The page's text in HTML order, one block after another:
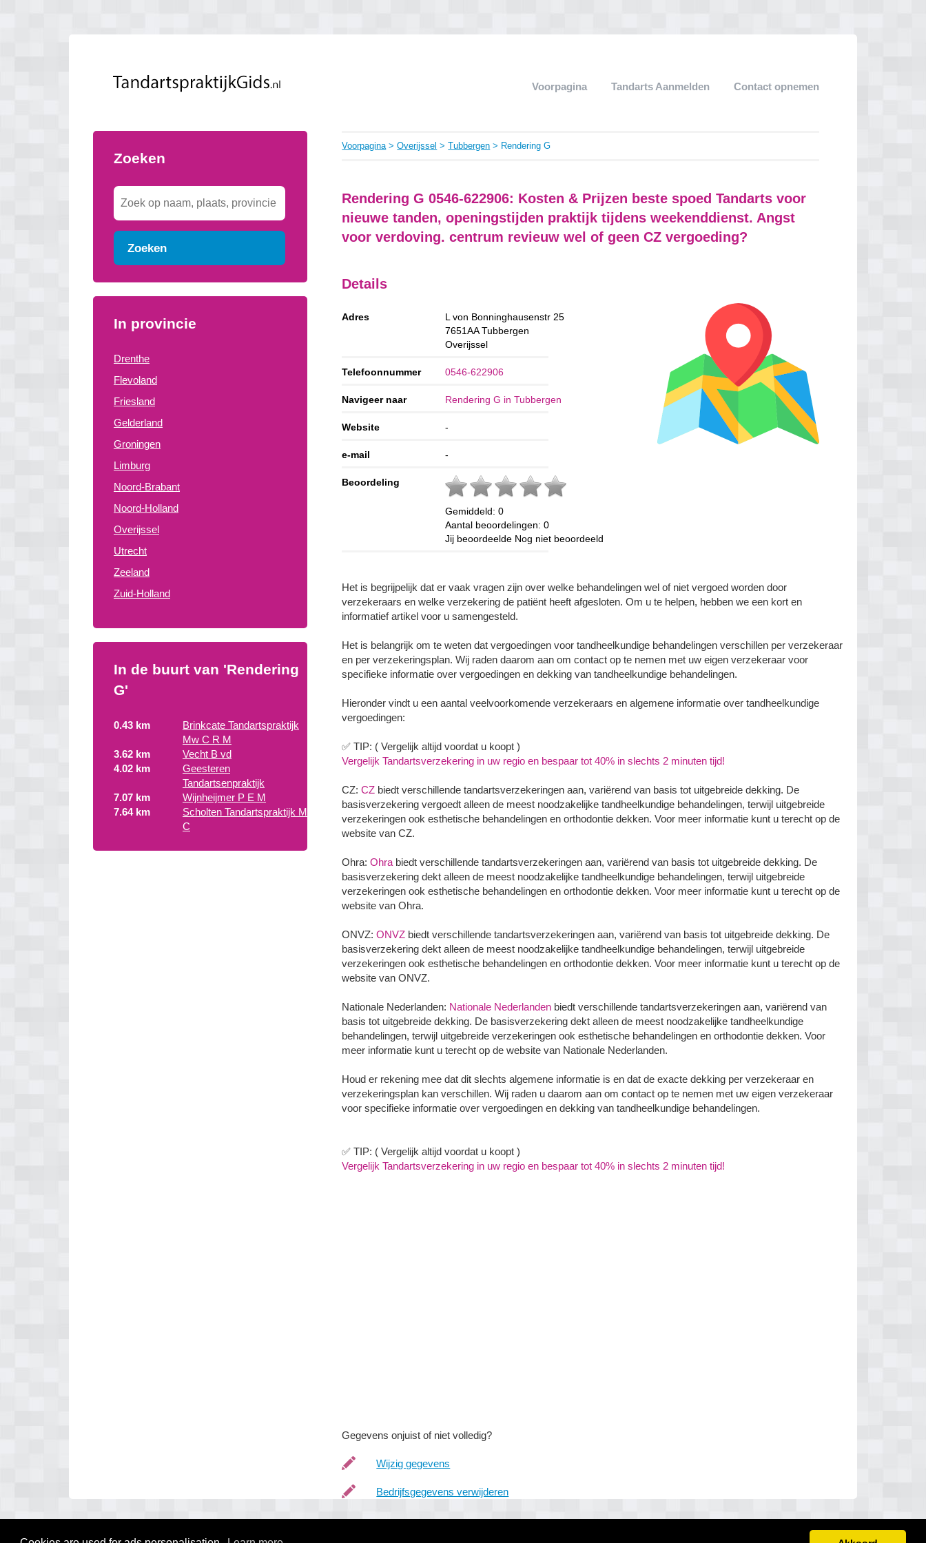
Voorpagina Tandarts Aanmelden Contact opnemen
Zoeken
Zoeken
In provincie
Drenthe
Flevoland
Friesland
Gelderland
Groningen
Limburg
Noord-Brabant
Noord-Holland
Overijssel
Utrecht
Zeeland
Zuid-Holland
In de buurt van 'Rendering
G'
0.43 km
Brinkcate Tandartspraktijk
Mw C R M
3.62 km
Vecht B vd
4.02 km
Geesteren
Tandartsenpraktijk
7.07 km
Wijnheijmer P E M
7.64 km
Scholten Tandartspraktijk M
C
Voorpagina>Overijssel >Tubbergen > Rendering G
Rendering G 0546-622906: Kosten & Prijzen beste spoed Tandarts voor
nieuwe tanden, openingstijden praktijk tijdens weekenddienst. Angst
voor verdoving. centrum revieuw wel of geen CZ vergoeding?
Details
Adres
L von Bonninghausenstr 25
7651AA Tubbergen
Overijssel
Telefoonnummer 0546-622906
Navigeer naar Rendering G in Tubbergen
Website -
e-mail -
Beoordeling
Gemiddeld:0
Aantal beoordelingen:0
Jij beoordeelde Nog niet beoordeeld
Het is begrijpelijk dat er vaak vragen zijn over welke behandelingen wel of niet vergoed worden door
verzekeraars en welke verzekering de patiënt heeft afgesloten. Om u te helpen, hebben we een kort en
informatief artikel voor u samengesteld.
Het is belangrijk om te weten dat vergoedingen voor tandheelkundige behandelingen verschillen per verzekeraar
en per verzekeringsplan. Wij raden daarom aan om contact op te nemen met uw eigen verzekeraar voor
specifieke informatie over vergoedingen en dekking van tandheelkundige behandelingen.
Hieronder vindt u een aantal veelvoorkomende verzekeraars en algemene informatie over tandheelkundige
vergoedingen:
✅ TIP: ( Vergelijk altijd voordat u koopt )
Vergelijk Tandartsverzekering in uw regio en bespaar tot 40% in slechts 2 minuten tijd!
CZ:CZ biedt verschillende tandartsverzekeringen aan, variërend van basis tot uitgebreide dekking. De
basisverzekering vergoedt alleen de meest noodzakelijke tandheelkundige behandelingen, terwijl uitgebreide
verzekeringen ook esthetische behandelingen en orthodontie dekken. Voor meer informatie kunt u terecht op de
website van CZ.
Ohra:Ohra biedt verschillende tandartsverzekeringen aan, variërend van basis tot uitgebreide dekking. De
basisverzekering dekt alleen de meest noodzakelijke tandheelkundige behandelingen, terwijl uitgebreide
verzekeringen ook esthetische behandelingen en orthodontie dekken. Voor meer informatie kunt u terecht op de
website van Ohra.
ONVZ:ONVZ biedt verschillende tandartsverzekeringen aan, variërend van basis tot uitgebreide dekking. De
basisverzekering dekt alleen de meest noodzakelijke tandheelkundige behandelingen, terwijl uitgebreide
verzekeringen ook esthetische behandelingen en orthodontie dekken. Voor meer informatie kunt u terecht op de
website van ONVZ.
Nationale Nederlanden: Nationale Nederlanden biedt verschillende tandartsverzekeringen aan, variërend van
basis tot uitgebreide dekking. De basisverzekering dekt alleen de meest noodzakelijke tandheelkundige
behandelingen, terwijl uitgebreide verzekeringen ook esthetische behandelingen en orthodontie dekken. Voor
meer informatie kunt u terecht op de website van Nationale Nederlanden.
Houd er rekening mee dat dit slechts algemene informatie is en dat de exacte dekking per verzekeraar en
verzekeringsplan kan verschillen. Wij raden u daarom aan om contact op te nemen met uw eigen verzekeraar
voor specifieke informatie over vergoedingen en dekking van tandheelkundige behandelingen.
✅ TIP: ( Vergelijk altijd voordat u koopt )
Vergelijk Tandartsverzekering in uw regio en bespaar tot 40% in slechts 2 minuten tijd!
Gegevens onjuist of niet volledig?
Wijzig gegevens
Bedrijfsgegevens verwijderen